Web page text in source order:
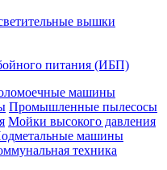
вышки
питания (ИБП)
машины
Промышленные пылесосы
Мойки высокого давления
машины
техника